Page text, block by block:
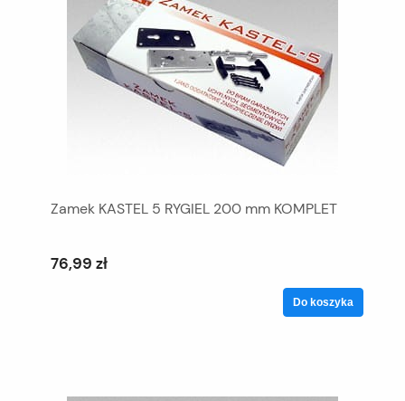
Zamek KASTEL 5 RYGIEL 200 mm KOMPLET
76,99 zł
Do koszyka